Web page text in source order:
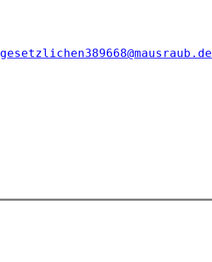
gesetzlichen389668@mausraub.de